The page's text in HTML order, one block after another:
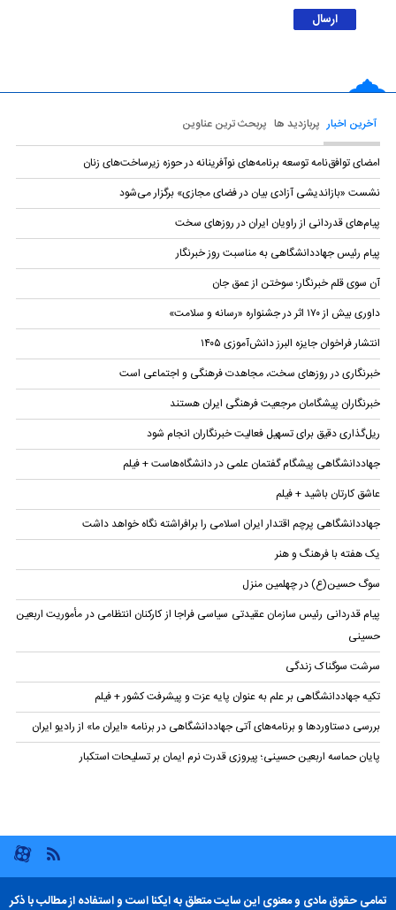
آخرین اخبار پربازدید ها پربحث ترین عناوین
امضای توافق‌نامه توسعه برنامه‌های نوآفرینانه در حوزه زیرساخت‏‌های زنان
نشست «بازاندیشی آزادی بیان در فضای مجازی» برگزار می‌شود
پیام‌های قدردانی از راویان ایران در روزهای سخت
پیام رئیس جهاددانشگاهی به مناسبت روز خبرنگار
آن سوی قلم خبرنگار؛ سوختن از عمق جان
داوری بیش از ۱۷۰ اثر در جشنواره «رسانه و سلامت»
انتشار فراخوان جایزه البرز دانش‌آموزی ۱۴۰۵
خبرنگاری در روز‌های سخت، مجاهدت فرهنگی و اجتماعی است
خبرنگاران پیشگامان مرجعیت فرهنگی ایران هستند
ریل‌گذاری دقیق برای تسهیل فعالیت خبرنگاران انجام شود
جهاددانشگاهی پیشگام گفتمان علمی در دانشگاه‌هاست + فیلم
عاشق کارتان باشید + فیلم
جهاددانشگاهی پرچم اقتدار ایران اسلامی را برافراشته نگاه خواهد داشت
یک هفته با فرهنگ و هنر
سوگ حسین(ع) در چهلمین منزل
پیام قدردانی رئیس سازمان عقیدتی سیاسی فراجا از کارکنان انتظامی در مأموریت اربعین
حسینی
سرشت سوگناک زندگی
تکیه جهاددانشگاهی بر علم به عنوان پایه عزت و پیشرفت کشور + فیلم
بررسی دستاوردها و برنامه‌های آتی جهاددانشگاهی در برنامه «ایران ما» از رادیو ایران
پایان حماسه‌ اربعین حسینی؛ پیروزی قدرت نرم ایمان بر تسلیحات استکبار
تمامی حقوق مادی و معنوی این سایت متعلق به ایکنا است و استفاده از مطالب با ذکر